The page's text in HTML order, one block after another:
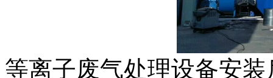
等离子废气处理设备安